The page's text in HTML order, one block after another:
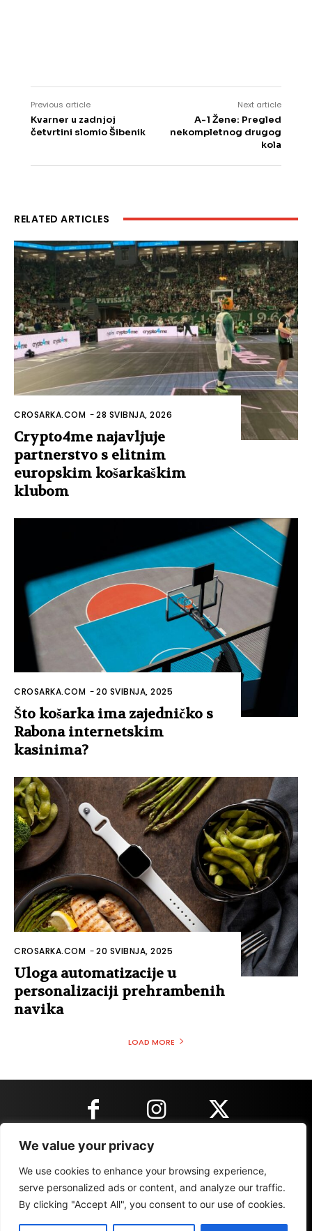
We value your privacy
We use cookies to enhance your browsing experience,
serve personalized ads or content, and analyze our traffic.
By clicking "Accept All", you consent to our use of cookies.
Previous article
Kvarner u zadnjoj
četvrtini slomio Šibenik
Next article
A-1 Žene: Pregled
nekompletnog drugog
kola
RELATED ARTICLES
CROSARKA.COM -28 SVIBNJA, 2026
Crypto4me najavljuje
partnerstvo s elitnim
europskim košarkaškim
klubom
CROSARKA.COM -20 SVIBNJA, 2025
Što košarka ima zajedničko s
Rabona internetskim
kasinima?
CROSARKA.COM -20 SVIBNJA, 2025
Uloga automatizacije u
personalizaciji prehrambenih
navika
LOAD MORE
KONTAKT INFORMACIJE
IMPRESSUM MARKETING REZULTATI